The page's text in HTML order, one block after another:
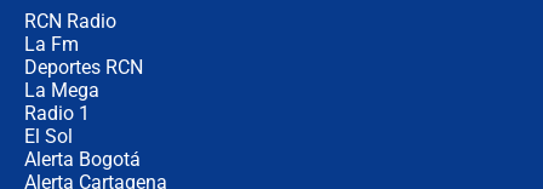
RCN Radio
La Fm
Deportes RCN
La Mega
Radio 1
El Sol
Alerta Bogotá
Alerta Cartagena